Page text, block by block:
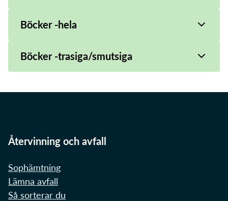
Böcker -hela
Böcker -trasiga/smutsiga
Återvinning och avfall
Sophämtning
Lämna avfall
Så sorterar du